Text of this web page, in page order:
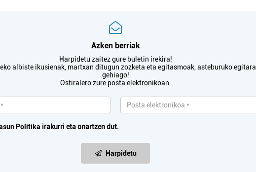
Azken berriak
Harpidetu zaitez gure buletin irekira!
albiste ikusienak, martxan ditugun zozketa eta egitasmoak, asteburuko
gehiago!
Ostiralero zure posta elektronikoan.
Politika irakurri eta onartzen dut.
Harpidetu
ONDARTXO TABERNA
Errenteria-Orereta